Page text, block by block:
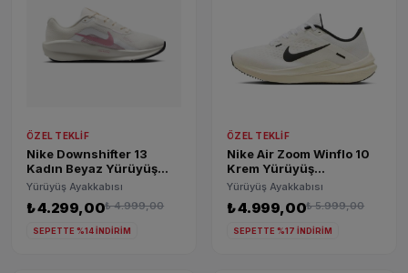
ÖZEL TEKLIF
Nike Downshifter 13
Kadın Beyaz Yürüyüş
Ayakkabısı FD6476-004
Yürüyüş Ayakkabısı
₺ 4.299,00₺ 4.999,00
SEPETTE %14 İNDİRİM
ÖZEL TEKLIF
Nike Air Zoom Winflo 10
Krem Yürüyüş
Ayakkabısı
Yürüyüş Ayakkabısı
₺ 4.999,00₺ 5.999,00
SEPETTE %17 İNDİRİM